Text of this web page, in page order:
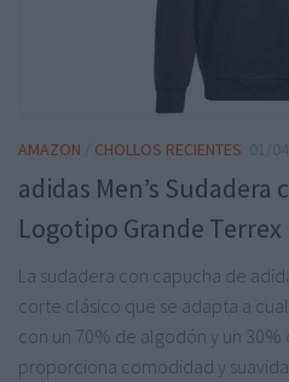
AMAZON CHOLLOS RECIENTES
adidas Men’s Sudadera
Logotipo Grande
La sudadera con capucha de
corte clásico que se adapta a
con un 70% de algodón y un
proporciona comodidad y